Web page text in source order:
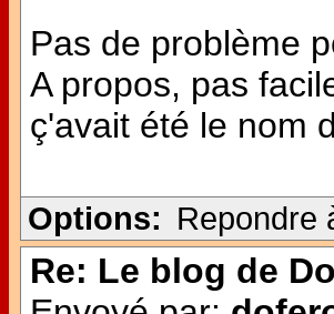
Pas de problème
A propos, pas
ç'avait été le nom
Options: Repondre
Re: Le blog de